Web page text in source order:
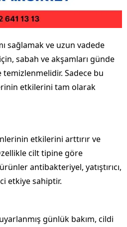
sağlamak ve uzun vadede
sabah ve akşamları günde
temizlenmelidir. Sadece bu
etkilerini tam olarak
etkilerini arttırır ve
cilt tipine göre
antibakteriyel, yatıştırıcı,
etkiye sahiptir.
günlük bakım, cildi